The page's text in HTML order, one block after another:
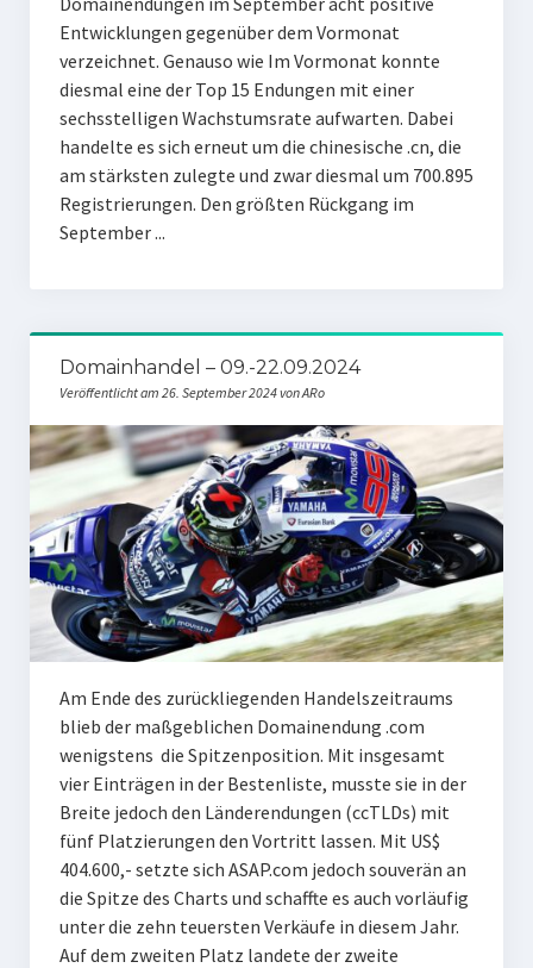
Entwicklungen gegenüber dem Vormonat
verzeichnet. Genauso wie Im Vormonat konnte
diesmal eine der Top 15 Endungen mit einer
sechsstelligen Wachstumsrate aufwarten. Dabei
handelte es sich erneut um die chinesische .cn, die
am stärksten zulegte und zwar diesmal um 700.895
Registrierungen. Den größten Rückgang im
September ...
Domainhandel – 09.-22.09.2024
Veröffentlicht am 26. September 2024 von ARo
Am Ende des zurückliegenden Handelszeitraums
blieb der maßgeblichen Domainendung .com
wenigstens die Spitzenposition. Mit insgesamt
vier Einträgen in der Bestenliste, musste sie in der
Breite jedoch den Länderendungen (ccTLDs) mit
fünf Platzierungen den Vortritt lassen. Mit US$
404.600,- setzte sich ASAP.com jedoch souverän an
die Spitze des Charts und schaffte es auch vorläufig
unter die zehn teuersten Verkäufe in diesem Jahr.
Auf dem zweiten Platz landete der zweite